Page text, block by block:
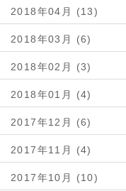
2018年04月 (13)
2018年03月 (6)
2018年02月 (3)
2018年01月 (4)
2017年12月 (6)
2017年11月 (4)
2017年10月 (10)